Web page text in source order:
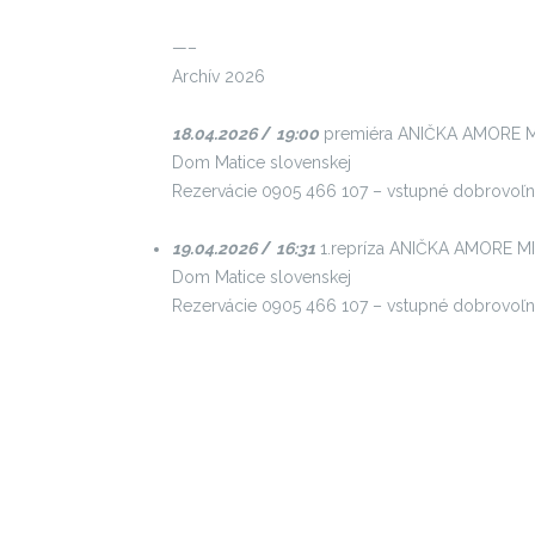
—–
Archív 2026
18.04.2026/ 19:00 premiéra ANIČKA AMORE
Dom Matice slovenskej
Rezervácie 0905 466 107 – vstupné
19.04.2026/ 16:31 1.repríza ANIČKA AMORE
Dom Matice slovenskej
Rezervácie 0905 466 107 – vstupné